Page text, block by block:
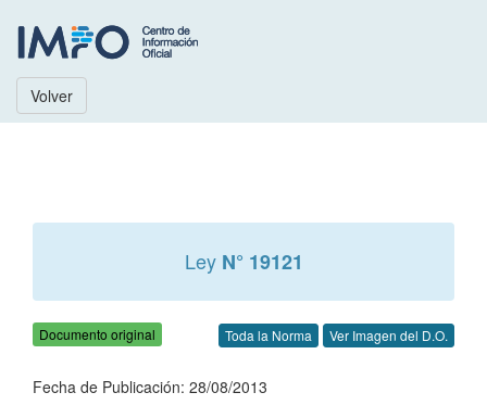
Volver
Ley N° 19121
Documento original Toda la Norma Ver Imagen del D.O.
Fecha de Publicación: 28/08/2013